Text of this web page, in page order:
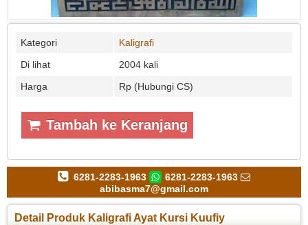
Kategori
Kaligrafi
Di lihat
2004 kali
Harga
Rp (Hubungi CS)
Tambah ke Keranjang
6281-2283-1963
6281-2283-1963
abibasma7@gmail.com
Detail Produk Kaligrafi Ayat Kursi Kuufiy